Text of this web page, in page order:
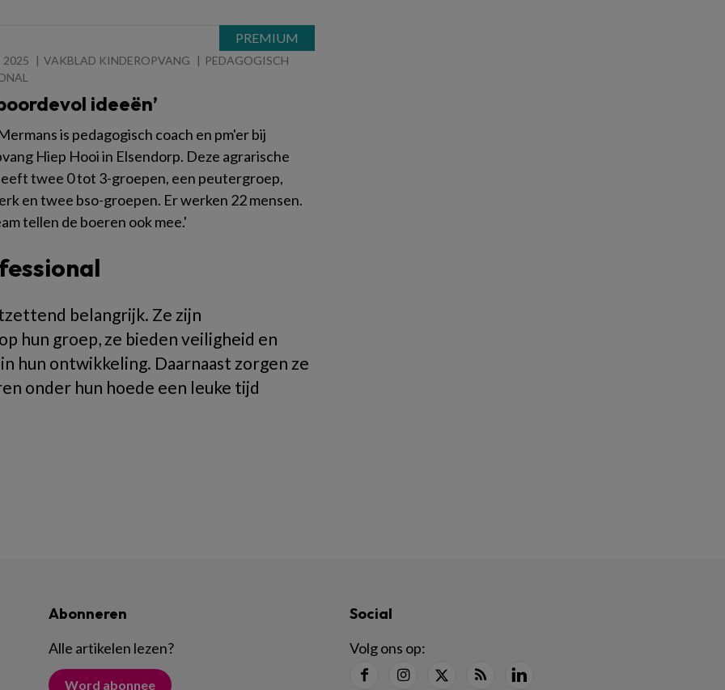
2025 VAKBLAD KINDEROPVANG
PEDAGOGISCH
ideeën’
is pedagogisch coach en pm'er bij
Hiep Hooi in Elsendorp. Deze agrarische
twee 0 tot 3-groepen, een peutergroep,
en twee bso-groepen. Er werken 22 mensen.
tellen de boeren ook mee.'
belangrijk. Ze zijn
hun groep, ze bieden veiligheid en
hun ontwikkeling. Daarnaast zorgen ze
onder hun hoede een leuke tijd
Abonneren
Alle artikelen lezen?
Word abonnee
Social
Volg ons op: